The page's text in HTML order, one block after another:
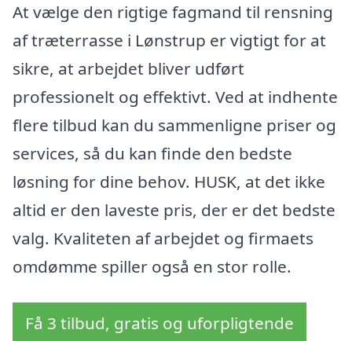
At vælge den rigtige fagmand til rensning
af træterrasse i Lønstrup er vigtigt for at
sikre, at arbejdet bliver udført
professionelt og effektivt. Ved at indhente
flere tilbud kan du sammenligne priser og
services, så du kan finde den bedste
løsning for dine behov. HUSK, at det ikke
altid er den laveste pris, der er det bedste
valg. Kvaliteten af arbejdet og firmaets
omdømme spiller også en stor rolle.
Få 3 tilbud, gratis og uforpligtende